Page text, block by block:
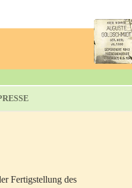
Fertigstellung des